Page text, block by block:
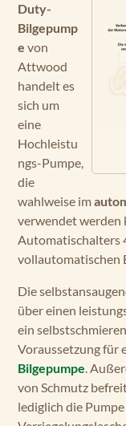
Duty-
Bilgepump
e von
Attwood
handelt es
sich um
eine
Hochleistu
ngs-Pumpe,
die
wahlweise im
verwendet werden
Automatischalters
vollautomatischen
Die
über einen
ein
Voraussetzung für
Bilgepumpe.
von Schmutz
lediglich die